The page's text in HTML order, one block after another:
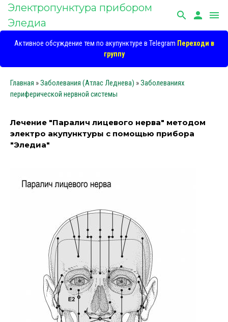
Электропунктура прибором
Эледиа
search person menu
Активное обсуждение тем по акупунктуре в Telegram Переходи в
группу
Главная »Заболевания (Атлас Леднева) »Заболеваниях
периферической нервной системы
Лечение "Паралич лицевого нерва" методом
электро акупунктуры с помощью прибора
"Эледиа"